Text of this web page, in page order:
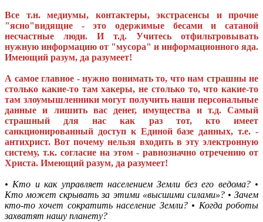
Все т.н. медиумы, контактеры, экстрасенсы и прочие
"ясно"видящие - это одержимые бесами и сатаной
несчастные люди. И т.д. Учитесь отфильтровывать
нужную информацию от "мусора" и информационного яда.
Имеющий разум, да разумеет!
А самое главное - нужно понимать то, что нам страшны не
столько какие-то там хакеры, не столько то, что какие-то
там злоумышленники могут получить наши персональные
данные и лишить вас денег, имущества и т.д. Самый
страшный для нас как раз тот, кто имеет
санкционированный доступ к Единой базе данных, т.е. -
антихрист. Вот почему нельзя входить в эту электронную
систему, т.к. согласие на этом - равнозначно отречению от
Христа. Имеющий разум, да разумеет!
• Кто и как управляет населением Земли без его ведома? •
Кто может скрывать за этими «высшими силами»? • Зачем
кто-то хочет сократить население Земли? • Когда роботы
захватят нашу планету?